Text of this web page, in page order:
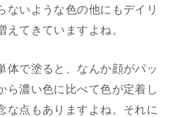
ないような色の他にもデイリ
てきていますよね。
体で塗ると、なんか顔がパッ
ら濃い色に比べて色が定着し
な点もありますよね。それに